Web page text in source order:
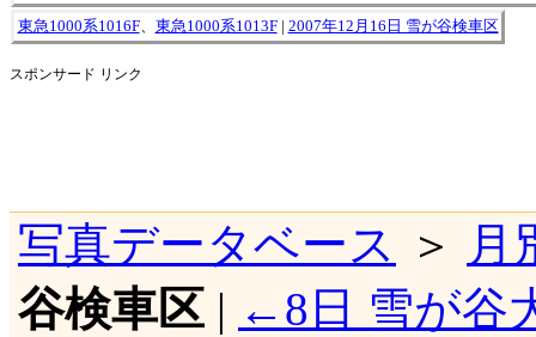
東急1000系1016F、 東急1000系1013F| 2007年12月16日 雪が谷検車区
スポンサード リンク
写真データベース ＞
月
谷検車区 | ←8日 雪が谷